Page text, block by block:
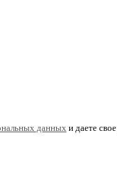
данных и даете свое